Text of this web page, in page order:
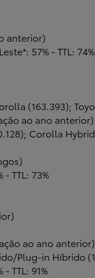
anterior)
57% - TTL: 74%
(163.393);
ao ano anterior)
Corolla
TTL: 73%
ao ano anterior)
Plug-in Híbrido
TTL: 91%